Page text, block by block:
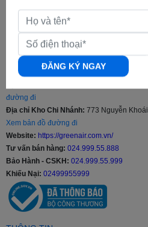
CÔNG TY CỔ PHẦN GREENAIR
GPKD:0108011247 - Ngày cấp: 05/10/
Địa chỉ Văn Phòng:Số 50, đường số 23,
Phạm Văn Đồng, Bắc Từ Liêm, Hà Nội |
đường đi
Địa chỉ Kho Chi Nhánh: 773 Nguyễn
Xem bản đồ đường đi
Website: https://greenair.com.vn/
Tư vấn bán hàng: 024.999.55.888
Bảo Hành - CSKH: 024.999.55.999
Khiếu Nại: 02499955999
ĐĂNG KÝ NGAY